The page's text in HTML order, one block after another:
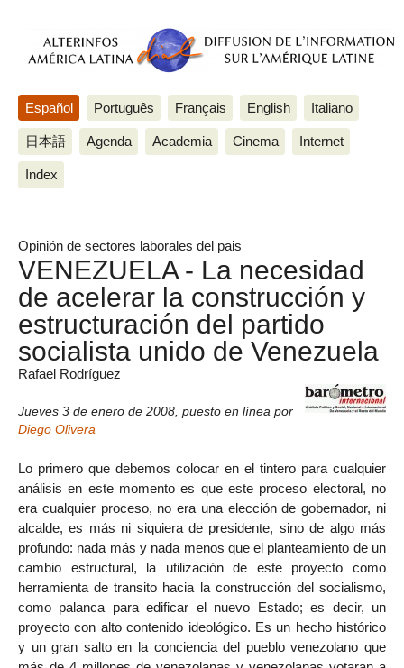
Español Português Français English Italiano
日本語 Agenda Academia Cinema Internet
Index
Opinión de sectores laborales del pais
VENEZUELA - La necesidad
de acelerar la construcción y
estructuración del partido
socialista unido de Venezuela
Rafael Rodríguez
Jueves 3 de enero de 2008 puesto en línea por
Diego Olivera
Lo primero que debemos colocar en el tintero para cualquier
análisis en este momento es que este proceso electoral, no
era cualquier proceso, no era una elección de gobernador, ni
alcalde, es más ni siquiera de presidente, sino de algo más
profundo: nada más y nada menos que el planteamiento de un
cambio estructural, la utilización de este proyecto como
herramienta de transito hacia la construcción del socialismo,
como palanca para edificar el nuevo Estado; es decir, un
proyecto con alto contenido ideológico. Es un hecho histórico
y un gran salto en la conciencia del pueblo venezolano que